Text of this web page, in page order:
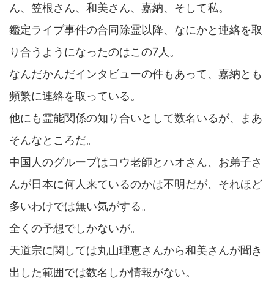
ん、笠根さん、和美さん、嘉納、そして私。
鑑定ライブ事件の合同除霊以降、なにかと連絡を取
り合うようになったのはこの7人。
なんだかんだインタビューの件もあって、嘉納とも
頻繁に連絡を取っている。
他にも霊能関係の知り合いとして数名いるが、まあ
そんなところだ。
中国人のグループはコウ老師とハオさん、お弟子さ
んが日本に何人来ているのかは不明だが、それほど
多いわけでは無い気がする。
全くの予想でしかないが。
天道宗に関しては丸山理恵さんから和美さんが聞き
出した範囲では数名しか情報がない。